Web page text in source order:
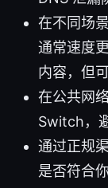
在不同场
通常速度
内容，但
在公共网
Switch，
通过正规
是否符合